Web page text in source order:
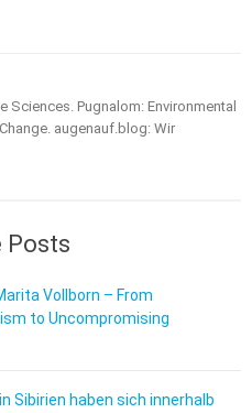
Pugnalom: Environmental
augenauf.blog: Wir
Posts
Vollborn – From
to Uncompromising
Sibirien haben sich innerhalb